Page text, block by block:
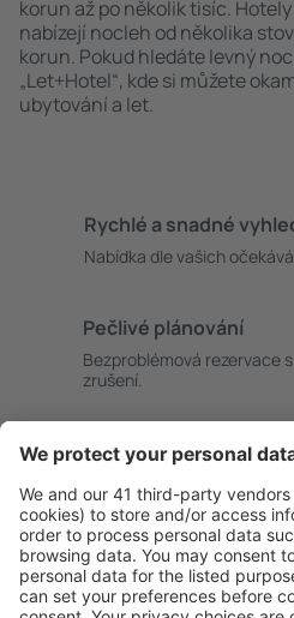
korun až po několik tisíc.
nabízejí nocleh od několika
korun. Pokud hledáte levný
„Let+Hotel“, kde si můžete
ubytování a let.
Rychlé a snadné
Nabídka dle vašich
Pečlivé plánování
Bezproblémová rezervace
zrušení.
Atraktivní ceny a speciální
uživatele.
Ubytování dle vašeho
Vyberte si z více než 1.3
apartmánů, chat a dalších.